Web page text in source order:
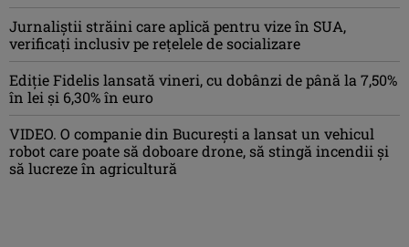
Jurnaliştii străini care aplică pentru vize în SUA,
verificați inclusiv pe rețelele de socializare
Ediţie Fidelis lansată vineri, cu dobânzi de până la 7,50%
în lei şi 6,30% în euro
VIDEO. O companie din București a lansat un vehicul
robot care poate să doboare drone, să stingă incendii și
să lucreze în agricultură